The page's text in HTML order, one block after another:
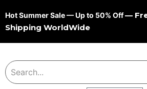
Hot Summer Sale — Up to 50% Off—
Shipping WorldWide